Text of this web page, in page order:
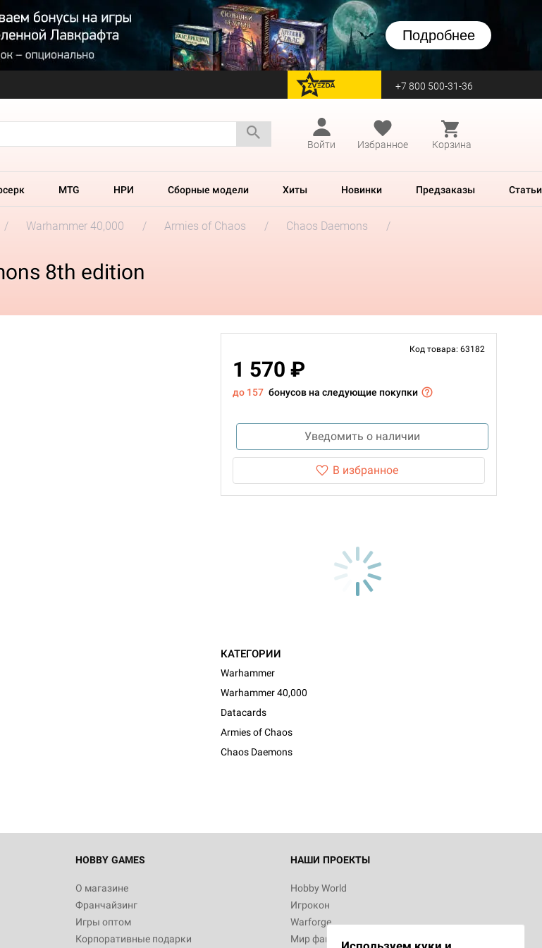
Подробнее
перейти на Zvezda +7 800 500-31-36
Войти
Избранное Корзина
MTG НРИ Сборные модели Хиты Новинки Предзаказы Статьи
Warhammer 40,000 Armies of Chaos
Chaos Daemons
8th edition
Код товара: 63182
1 570 ₽
до 157 бонусов на следующие покупки
Уведомить о наличии
В избранное
КАТЕГОРИИ
Warhammer
Warhammer 40,000
Datacards
Armies of Chaos
Chaos Daemons
HOBBY GAMES
О магазине
Франчайзинг
Игры оптом
Корпоративные подарки
НАШИ ПРОЕКТЫ
Hobby World
Игрокон
Warforge
Мир фантастики